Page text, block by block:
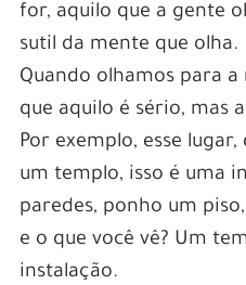
for, aquilo que a gente
sutil da mente que olha.
Quando olhamos para
que aquilo é sério, mas
Por exemplo, esse
um templo, isso é uma
paredes, ponho um
e o que você vê? Um
instalação.